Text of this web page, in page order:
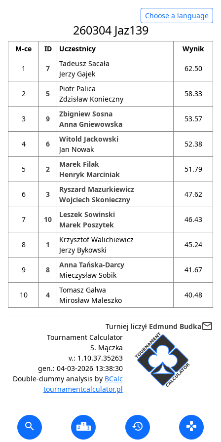
Choose a language
260304 Jaz139
M-ce ID Uczestnicy Wynik
1 7
Tadeusz Sacała
Jerzy Gajek
62.50
2 5
Piotr Palica
Zdzisław Konieczny
58.33
3 9
Zbigniew Sosna
Anna Gniewowska
53.57
4 6
Witold Jackowski
Jan Nowak
52.38
5 2
Marek Filak
Henryk Marciniak
51.79
6 3
Ryszard Mazurkiewicz
Wojciech Skonieczny
47.62
7 10
Leszek Sowinski
Marek Poszytek
46.43
8 1
Krzysztof Walichiewicz
Jerzy Bykowski
45.24
9 8
Anna Tańska-Darcy
Mieczysław Sobik
41.67
10 4
Tomasz Gałwa
Mirosław Maleszko
40.48
Turniej liczył Edmund Budkamail_outline
Tournament Calculator
S. Mączka
v.: 1.10.37.35263
gen.: 04-03-2026 13:38:30
Double-dummy analysis by BCalc
tournamentcalculator.pl
search history gamepad